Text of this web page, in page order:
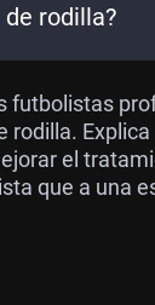
rodilla?
futbolistas
el
que a una